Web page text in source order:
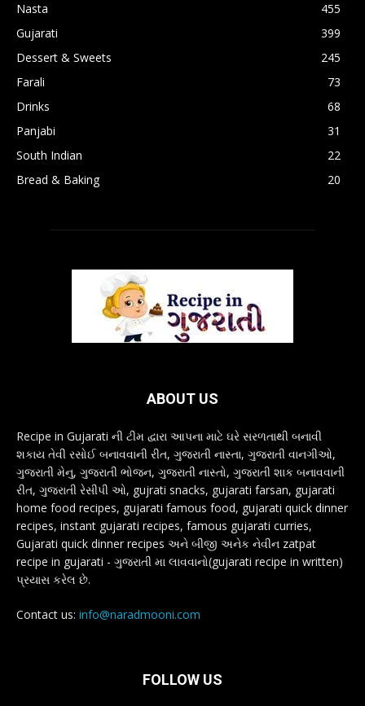
Nasta
455
Gujarati
399
Dessert & Sweets
245
Farali
73
Drinks
68
Panjabi
31
South Indian
22
Bread & Baking
20
ABOUT US
Recipe in Gujarati ની ટીમ દ્વારા આપના માટે ઘરે સરળતાથી બનાવી
શકાય તેવી રસોઈ બનાવવાની રીત, ગુજરાતી નાસ્તા, ગુજરાતી વાનગીઓ,
ગુજરાતી મેનુ, ગુજરાતી ભોજન, ગુજરાતી નાસ્તો, ગુજરાતી શાક બનાવવાની
રીત, ગુજરાતી રેસીપી ઓ, gujrati snacks, gujarati farsan, gujarati
home food recipes, gujarati famous food, gujarati quick dinner
recipes, instant gujarati recipes, famous gujarati curries,
Gujarati quick dinner recipes અને બીજી અનેક નેવીન zatpat
recipe in gujarati - ગુજરાતી મા લાવવાનો(gujarati recipe in written)
પ્રયાસ કરેલ છે.
Contact us: info@naradmooni.com
FOLLOW US